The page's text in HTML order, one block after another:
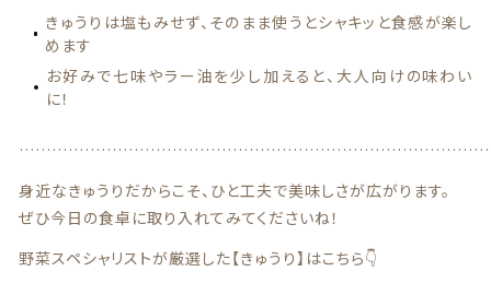
きゅうりは塩もみせず、そのまま使うとシャキッと食感が楽し
めます
お好みで七味やラー油を少し加えると、大人向けの味わい
に！
身近なきゅうりだからこそ、ひと工夫で美味しさが広がります。
ぜひ今日の食卓に取り入れてみてくださいね！
野菜スペシャリストが厳選した【きゅうり】はこちら👇
特定商取引法に基づく表記
お問い合わせ
808青果店 公式YouTube